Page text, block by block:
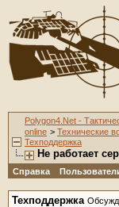
Polygon4.Net -
online > Технические
Техподдержка
Не работает
Справка
Техподдержка